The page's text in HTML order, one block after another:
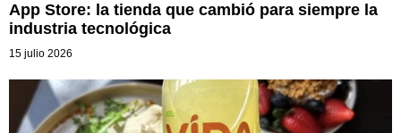
App Store: la tienda que cambió para siempre la
industria tecnológica
15 julio 2026